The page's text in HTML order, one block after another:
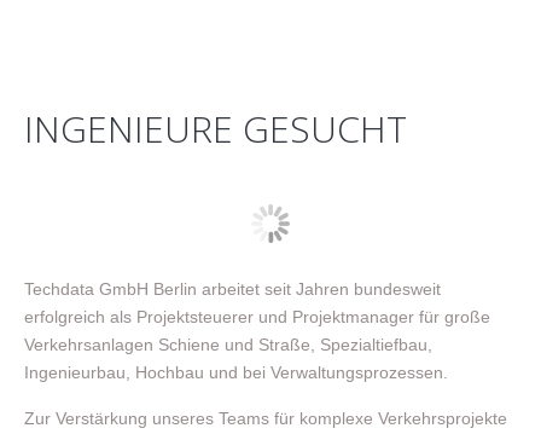
INGENIEURE GESUCHT
Techdata GmbH Berlin arbeitet seit Jahren bundesweit
erfolgreich als Projektsteuerer und Projektmanager für große
Verkehrsanlagen Schiene und Straße, Spezialtiefbau,
Ingenieurbau, Hochbau und bei Verwaltungsprozessen.
Zur Verstärkung unseres Teams für komplexe Verkehrsprojekte